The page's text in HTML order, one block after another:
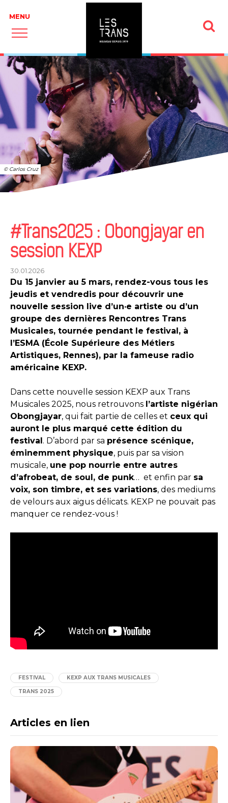
© Carlos Cruz
#Trans2025 : Obongjayar en
session KEXP
30.01.2026
Du 15 janvier au 5 mars, rendez-vous tous les
jeudis et vendredis pour découvrir une
nouvelle session live d’un·e artiste ou d’un
groupe des dernières Rencontres Trans
Musicales, tournée pendant le festival, à
l’ESMA (École Supérieure des Métiers
Artistiques, Rennes), par la fameuse radio
américaine KEXP.
Dans cette nouvelle session KEXP aux Trans
Musicales 2025, nous retrouvons l’artiste nigérian
Obongjayar, qui fait partie de celles et ceux qui
auront le plus marqué cette édition du
festival. D’abord par sa présence scénique,
éminemment physique, puis par sa vision
musicale, une pop nourrie entre autres
d’afrobeat, de soul, de punk… et enfin par sa
voix, son timbre, et ses variations, des mediums
de velours aux aigus délicats. KEXP ne pouvait pas
manquer ce rendez-vous !
FESTIVAL KEXP AUX TRANS MUSICALES
TRANS 2025
Articles en lien